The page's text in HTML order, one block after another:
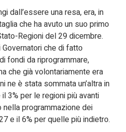
dall’essere una resa, era, in
che ha avuto un suo primo
Regioni del 29 dicembre.
Governatori che di fatto
fondi da riprogrammare,
che già volontariamente era
ne è stata sommata un’altra in
3% per le regioni più avanti
programmazione dei
e il 6% per quelle più indietro.